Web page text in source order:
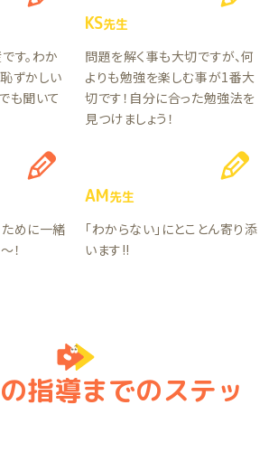
す。わか
ずかしい
も聞いて
KS先生
問題を解く事も大切ですが、何
よりも勉強を楽しむ事が1番大
切です！自分に合った勉強法を
見つけましょう！
めに一緒
！
AM先生
「わからない」にとことん寄り添
います!!
指導までのステッ